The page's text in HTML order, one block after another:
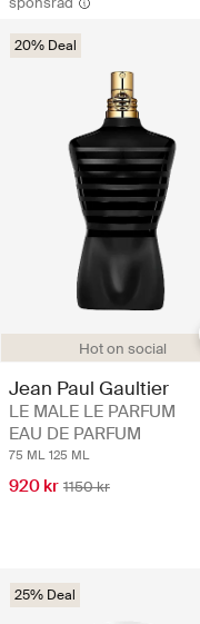
Hot on social
20% Deal
Jean Paul Gaultier
LE MALE LE PARFUM
EAU DE PARFUM
75 ML 125 ML
920 kr 1150 kr
25% Deal